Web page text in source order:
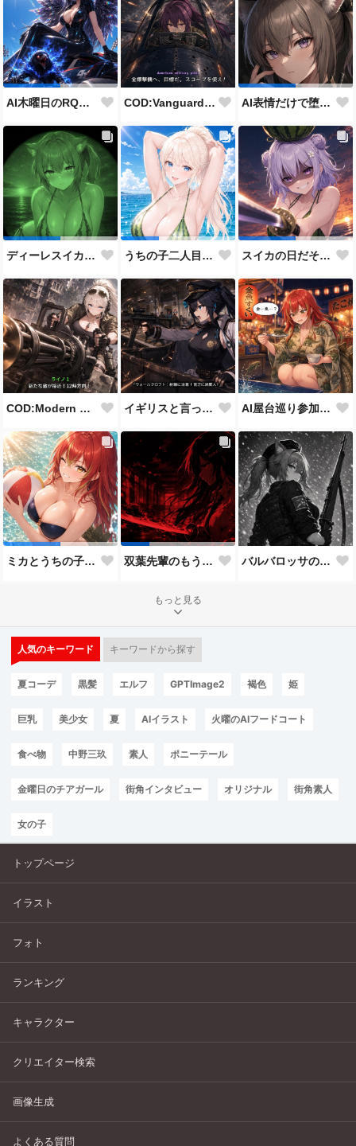
AI木曜日のRQ参加作品 COD:Vanguard "ミッドウェー海戦" AI表情だけで堕とせ参加作品
ディーレスイカビキニ うちの子二人目スイカの日 スイカの日だそうなので、仲の良い先輩後輩でスイカ割り（意味深）
COD:Modern Warfare 3 "Goalpost" イギリスと言ったらこれだよな AI屋台巡り参加作品
ミカとうちの子8人目 双葉先輩のもう一つの顔３ バルバロッサの狙撃兵（Kar98バージョン）
もっと見る
人気のキーワード キーワードから探す
夏コーデ 黒髪 エルフ GPTImage2 褐色 姫
巨乳 美少女 夏 AIイラスト 火曜のAIフードコート
食べ物 中野三玖 素人 ポニーテール
金曜日のチアガール 街角インタビュー オリジナル 街角素人
女の子
トップページ
イラスト
フォト
ランキング
キャラクター
クリエイター検索
画像生成
よくある質問